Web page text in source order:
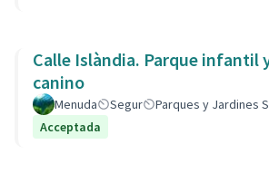
Calle Islàndia. Parque infantil
canino
Menuda Segur Parques y Jardines
Acceptada